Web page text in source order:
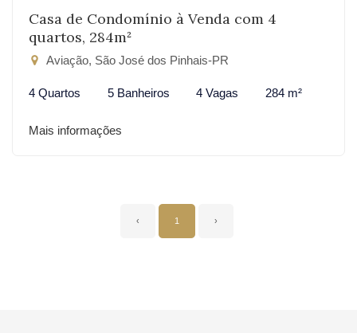
Casa de Condomínio à Venda com 4
quartos, 284m²
Aviação, São José dos Pinhais-PR
4 Quartos 5 Banheiros 4 Vagas 284 m²
Mais informações
‹ 1 ›